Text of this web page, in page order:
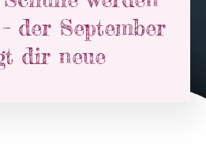
der September
dir neue